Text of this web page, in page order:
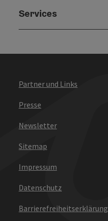
Services
Partner und Links
Presse
Newsletter
Sitemap
Impressum
Datenschutz
Barrierefreiheitserklärung